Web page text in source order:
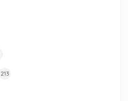
213